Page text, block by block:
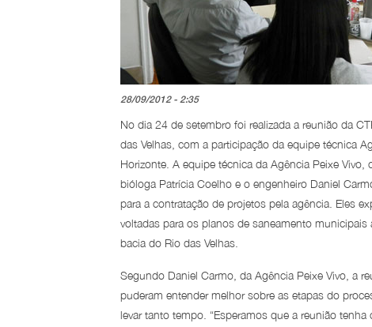
28/09/2012 - 2:35
No dia 24 de setembro foi realizada a reunião da
das Velhas, com a participação da equipe técnica
Horizonte. A equipe técnica da Agência Peixe
bióloga Patrícia Coelho e o engenheiro Daniel
para a contratação de projetos pela agência. Eles
voltadas para os planos de saneamento
bacia do Rio das Velhas.
Segundo Daniel Carmo, da Agência Peixe Vivo, a
puderam entender melhor sobre as etapas do
levar tanto tempo. “Esperamos que a reunião